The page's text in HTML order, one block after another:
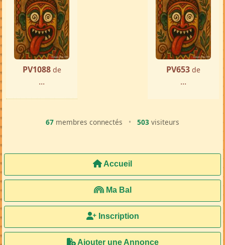
PV1088 de
...
PV653 de
...
67 membres connectés • 503 visiteurs
Accueil
Ma Bal
Inscription
Ajouter une Annonce